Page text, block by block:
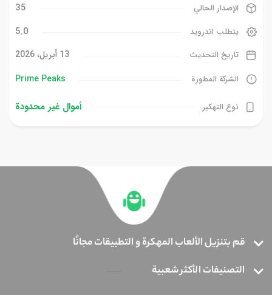
الإصدار الحالي 35
يتطلب اندرويد 5.0
تاريخ التحديث 13 أبريل، 2026
الشركة المطورة Prime Peaks‏
نوع التهكير أموال غیر محدودة
قم بتنزيل الألعاب المهكرة و التطبيقات مجانًا
التصنيفات الأكثر شعبية